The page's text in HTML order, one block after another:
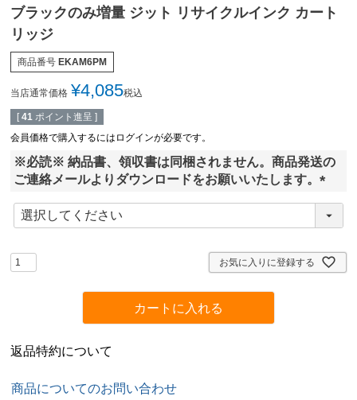
ブラックのみ増量 ジット リサイクルインク カート
リッジ
商品番号 EKAM6PM
当店通常価格 ¥4,085税込
[ 41 ポイント進呈 ]
会員価格で購入するにはログインが必要です。
※必読※ 納品書、領収書は同梱されません。商品発送の
ご連絡メールよりダウンロードをお願いいたします。
(
必
)
お気に入りに登録する
カートに入れる
返品特約について
商品についてのお問い合わせ